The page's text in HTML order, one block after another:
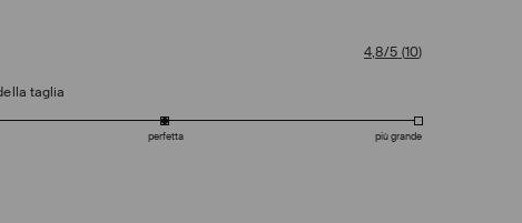
4,8/5 (10)
taglia
perfetta più grande